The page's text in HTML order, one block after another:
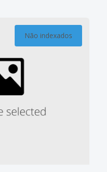
Não indexados